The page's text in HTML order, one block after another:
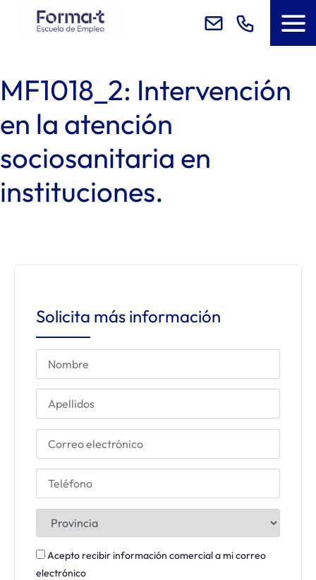
MF1018_2: Intervención
en la atención
sociosanitaria en
instituciones.
Solicita más información
Acepto recibir información comercial a mi correo
electrónico